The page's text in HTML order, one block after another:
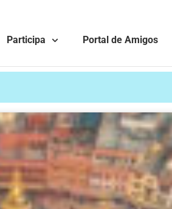
Participa Portal de Amigos